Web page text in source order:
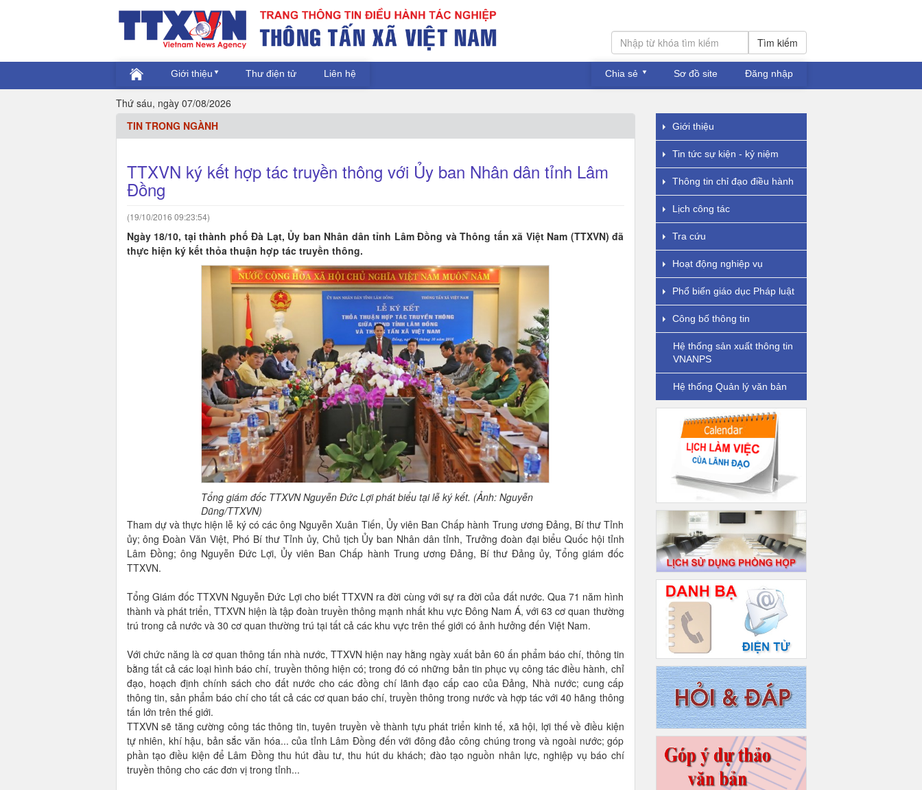
Tìm kiếm
Giới thiệu Thư điện tử Liên hệ Chia sẻ Sơ đồ site Đăng nhập
Thứ sáu, ngày 07/08/2026
TIN TRONG NGÀNH
TTXVN ký kết hợp tác truyền thông với Ủy ban Nhân dân tỉnh Lâm
Đồng
(19/10/2016 09:23:54)
Ngày 18/10, tại thành phố Đà Lạt, Ủy ban Nhân dân tỉnh Lâm Đồng và Thông tấn xã Việt Nam (TTXVN) đã
thực hiện ký kết thỏa thuận hợp tác truyền thông.
Tổng giám đốc TTXVN Nguyễn Đức Lợi phát biểu tại lễ ký kết. (Ảnh: Nguyễn
Dũng/TTXVN)
Tham dự và thực hiện lễ ký có các ông Nguyễn Xuân Tiến, Ủy viên Ban Chấp hành Trung ương Đảng, Bí thư Tỉnh
ủy; ông Đoàn Văn Việt, Phó Bí thư Tỉnh ủy, Chủ tịch Ủy ban Nhân dân tỉnh, Trưởng đoàn đại biểu Quốc hội tỉnh
Lâm Đồng; ông Nguyễn Đức Lợi, Ủy viên Ban Chấp hành Trung ương Đảng, Bí thư Đảng ủy, Tổng giám đốc
TTXVN.
Tổng Giám đốc TTXVN Nguyễn Đức Lợi cho biết TTXVN ra đời cùng với sự ra đời của đất nước. Qua 71 năm hình
thành và phát triển, TTXVN hiện là tập đoàn truyền thông mạnh nhất khu vực Đông Nam Á, với 63 cơ quan thường
trú trong cả nước và 30 cơ quan thường trú tại tất cả các khu vực trên thế giới có ảnh hưởng đến Việt Nam.
Với chức năng là cơ quan thông tấn nhà nước, TTXVN hiện nay hằng ngày xuất bản 60 ấn phẩm báo chí, thông tin
bằng tất cả các loại hình báo chí, truyền thông hiện có; trong đó có những bản tin phục vụ công tác điều hành, chỉ
đạo, hoạch định chính sách cho đất nước cho các đồng chí lãnh đạo cấp cao của Đảng, Nhà nước; cung cấp
thông tin, sản phẩm báo chí cho tất cả các cơ quan báo chí, truyền thông trong nước và hợp tác với 40 hãng thông
tấn lớn trên thế giới.
TTXVN sẽ tăng cường công tác thông tin, tuyên truyền về thành tựu phát triển kinh tế, xã hội, lợi thế về điều kiện
tự nhiên, khí hậu, bản sắc văn hóa... của tỉnh Lâm Đồng đến với đông đảo công chúng trong và ngoài nước; góp
phần tạo điều kiện để Lâm Đồng thu hút đầu tư, thu hút du khách; đào tạo nguồn nhân lực, nghiệp vụ báo chí
truyền thông cho các đơn vị trong tỉnh...
Giới thiệu
Tin tức sự kiện - kỷ niệm
Thông tin chỉ đạo điều hành
Lịch công tác
Tra cứu
Hoạt động nghiệp vụ
Phổ biến giáo dục Pháp luật
Công bố thông tin
Hệ thống sản xuất thông tin
VNANPS
Hệ thống Quản lý văn bản